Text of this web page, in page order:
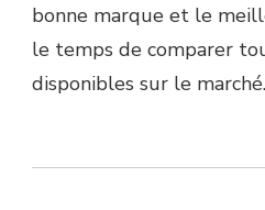
bonne marque et le
le temps de comparer
disponibles sur le marché.